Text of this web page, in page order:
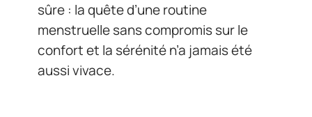
sûre : la quête d’une routine
menstruelle sans compromis sur le
confort et la sérénité n’a jamais été
aussi vivace.